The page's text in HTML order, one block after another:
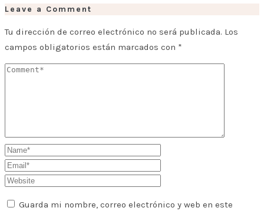
Leave a Comment
Tu dirección de correo electrónico no será publicada. Los
campos obligatorios están marcados con *
Guarda mi nombre, correo electrónico y web en este